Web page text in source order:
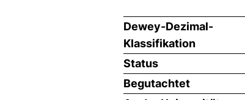
Dewey-Dezimal-
Klassifikation
Status
Begutachtet